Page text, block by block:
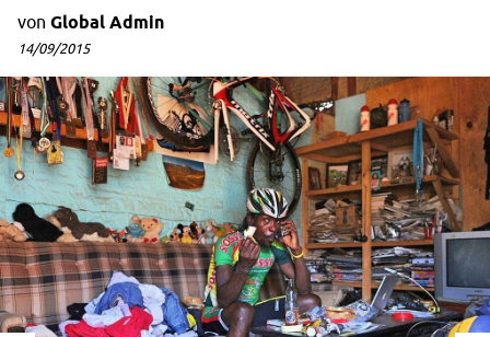
von Global Admin
14/09/2015